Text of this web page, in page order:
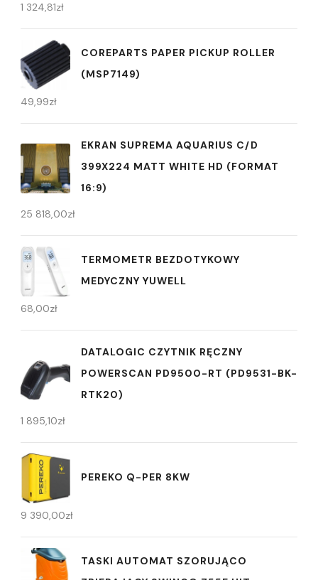
1 324,81zł
COREPARTS PAPER PICKUP ROLLER
(MSP7149)
49,99zł
EKRAN SUPREMA AQUARIUS C/D
399X224 MATT WHITE HD (FORMAT
16:9)
25 818,00zł
TERMOMETR BEZDOTYKOWY
MEDYCZNY YUWELL
68,00zł
DATALOGIC CZYTNIK RĘCZNY
POWERSCAN PD9500-RT (PD9531-BK-
RTK20)
1 895,10zł
PEREKO Q-PER 8KW
9 390,00zł
TASKI AUTOMAT SZORUJĄCO